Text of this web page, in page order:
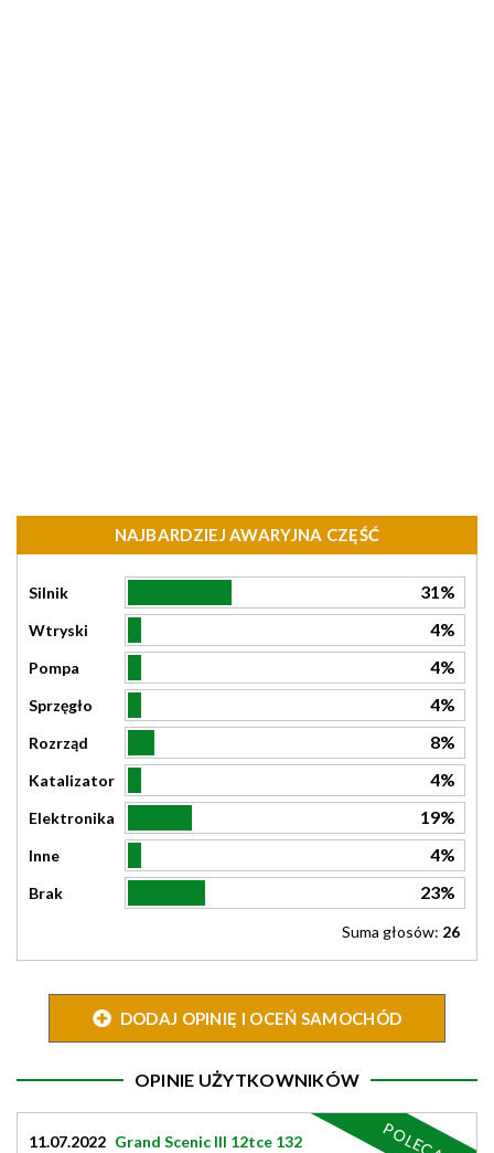
NAJBARDZIEJ AWARYJNA CZĘŚĆ
Silnik 31%
Wtryski 4%
Pompa 4%
Sprzęgło 4%
Rozrząd 8%
Katalizator 4%
Elektronika 19%
Inne 4%
Brak 23%
Suma głosów: 26
DODAJ OPINIĘ I OCEŃ SAMOCHÓD
OPINIE UŻYTKOWNIKÓW
11.07.2022 Grand Scenic III 12tce 132